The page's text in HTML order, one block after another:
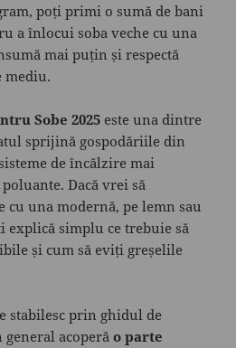
poți primi o sumă de bani
a înlocui soba veche cu una
mai puțin și respectă
mediu.
Sobe 2025 este una dintre
sprijină gospodăriile din
de încălzire mai
Dacă vrei să
cu una modernă, pe lemn sau
explică simplu ce trebuie să
și cum să eviți greșelile
stabilesc prin ghidul de
general acoperăo parte